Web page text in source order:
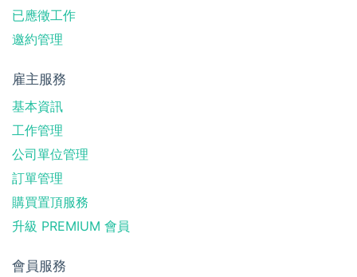
已應徵工作
邀約管理
雇主服務
基本資訊
工作管理
公司單位管理
訂單管理
購買置頂服務
升級 PREMIUM 會員
會員服務